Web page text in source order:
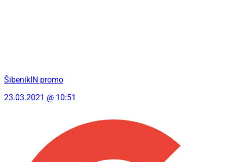
ŠibenikIN promo
23.03.2021 @ 10:51